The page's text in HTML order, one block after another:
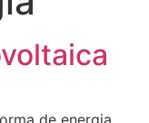
de energia